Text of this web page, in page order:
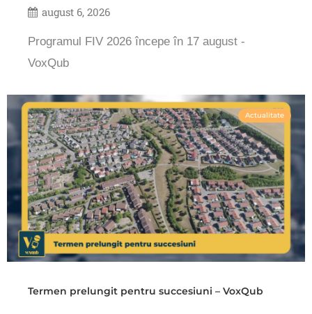
august 6, 2026
Programul FIV 2026 începe în 17 august -
VoxQub
Actualitate
Termen prelungit pentru succesiuni – VoxQub